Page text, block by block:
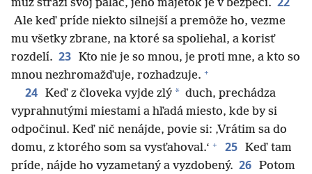
muž stráži svoj palác, jeho majetok je v bezpečí.
Ale keď príde niekto silnejší a premôže ho, vezme
mu všetky zbrane, na ktoré sa spoliehal, a korisť
rozdelí. 23 Kto nie je so mnou, je proti mne, a kto so
mnou nezhromažďuje, rozhadzuje. +
24 Keď z človeka vyjde zlý * duch, prechádza
vyprahnutými miestami a hľadá miesto, kde by si
odpočinul. Keď nič nenájde, povie si: ‚Vrátim sa do
domu, z ktorého som sa vysťahoval.‘ + 25 Keď tam
príde, nájde ho vyzametaný a vyzdobený. 26 Potom